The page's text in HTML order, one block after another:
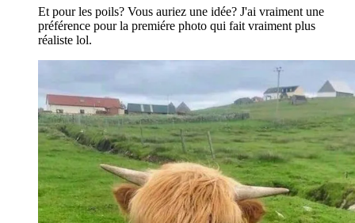
Et pour les poils? Vous auriez une idée? J'ai vraiment une
préférence pour la premiére photo qui fait vraiment plus
réaliste lol.